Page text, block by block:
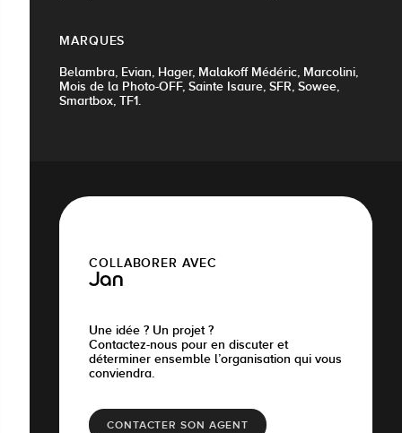
MARQUES
Belambra, Evian, Hager, Malakoff Médéric, Marcolini,
Mois de la Photo-OFF, Sainte Isaure, SFR, Sowee,
Smartbox, TF1.
COLLABORER AVEC
Jan
Une idée ? Un projet ?
Contactez-nous pour en discuter et
déterminer ensemble l’organisation qui vous
conviendra.
CONTACTER SON AGENT